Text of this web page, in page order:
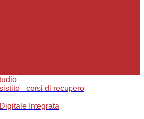
- corsi di recupero
Integrata